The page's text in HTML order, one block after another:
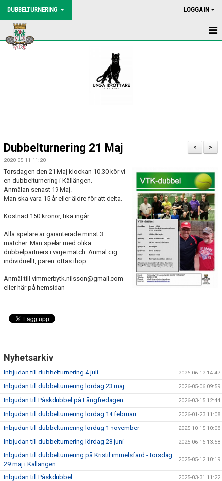
DUBBELTURNERING LOGGA IN
HEM
ANMÄLAN
>
<
Dubbelturnering 21 Maj
2020-05-11 11:20
Torsdagen den 21 Maj klockan 10.30 kör vi
en dubbelturnering i Källängen.
Anmälan senast 19 Maj.
Man ska vara 15 år eller äldre för att delta.
Kostnad 150 kronor, fika ingår.
Alla spelare är garanterade minst 3
matcher. Man spelar med olika
dubbelpartners i varje match. Anmäl dig
individuellt, paren lottas ihop.
Anmäl till vimmerbytk.nilsson@gmail.com
eller här på hemsidan
Nyhetsarkiv
Inbjudan till dubbelturnering 4 juli 2026-06-12 14:47
Inbjudan till dubbelturnering lördag 23 maj 2026-05-06 09:59
Inbjudan till Påskdubbel på Långfredagen 2026-03-15 12:44
Inbjudan till dubbelturnering lördag 14 februari 2026-01-23 11:08
Inbjudan till dubbelturnering lördag 1 november 2025-10-15 10:08
Inbjudan till dubbelturnering lördag 28 juni 2025-06-16 13:58
Inbjudan till dubbelturnering på Kristihimmelsfärd - torsdag
29 maj i Källängen
2025-05-12 10:19
Inbjudan till Påskdubbel 2025-03-31 11:22